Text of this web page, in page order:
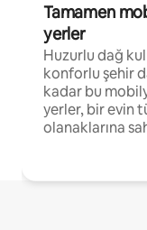
Tamamen
yerler
Huzurlu dağ
konforlu şehir
kadar bu
yerler, bir evin
olanaklarına